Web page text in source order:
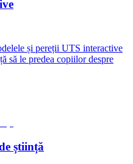
și pereții UTS interactive
să le predea copiilor despre
știință